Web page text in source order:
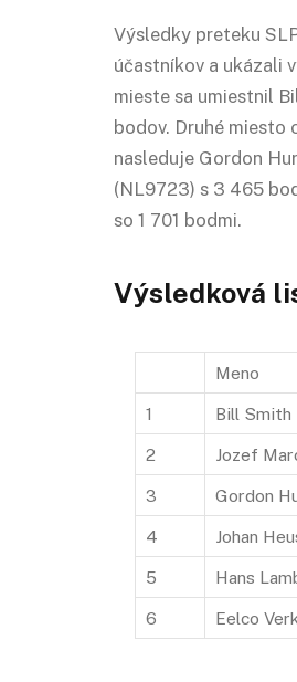
Výsledky preteku
účastníkov a ukázali
mieste sa umiestnil
bodov. Druhé
nasleduje Gordon
(NL9723) s 3 465
so 1 701 bodmi.
Výsledková
Meno
1 Bill Smith
2 Jozef
3 Gordon
4 Johan
5 Hans
6 Eelco